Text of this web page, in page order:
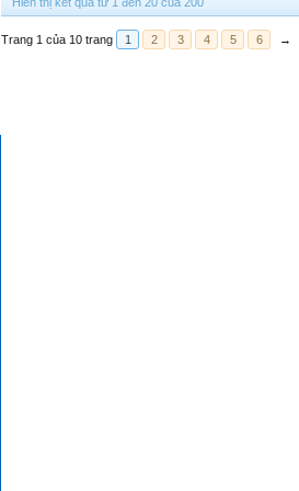
Trang 1 của 10 trang 1 2 3 4 5 6 →